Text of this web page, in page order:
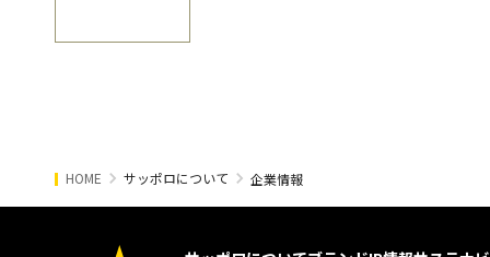
HOME サッポロについて 企業情報